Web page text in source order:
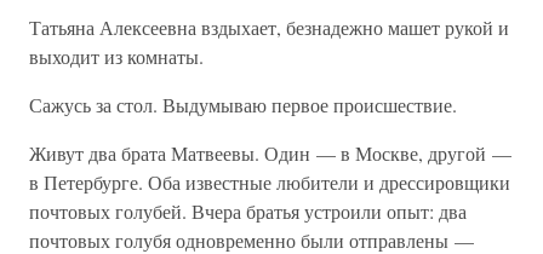
Татьяна Алексеевна вздыхает, безнадежно машет рукой и
выходит из комнаты.
Сажусь за стол. Выдумываю первое происшествие.
Живут два брата Матвеевы. Один — в Москве, другой —
в Петербурге. Оба известные любители и дрессировщики
почтовых голубей. Вчера братья устроили опыт: два
почтовых голубя одновременно были отправлены —